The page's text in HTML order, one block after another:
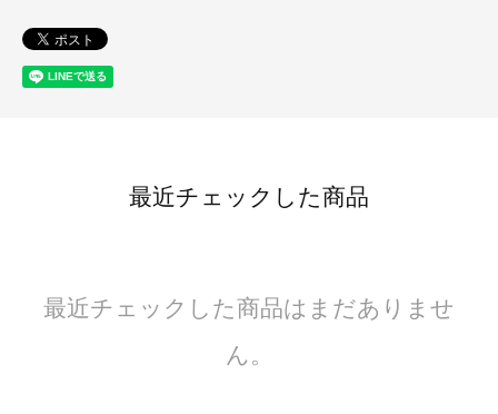
最近チェックした商品
最近チェックした商品はまだありませ
ん。